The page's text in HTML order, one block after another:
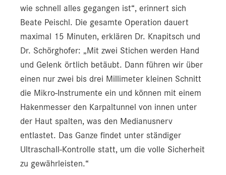
wie schnell alles gegangen ist“, erinnert sich
Beate Peischl. Die gesamte Operation dauert
maximal 15 Minuten, erklären Dr. Knapitsch und
Dr. Schörghofer: „Mit zwei Stichen werden Hand
und Gelenk örtlich betäubt. Dann führen wir über
einen nur zwei bis drei Millimeter kleinen Schnitt
die Mikro-Instrumente ein und können mit einem
Hakenmesser den Karpaltunnel von innen unter
der Haut spalten, was den Medianusnerv
entlastet. Das Ganze findet unter ständiger
Ultraschall-Kontrolle statt, um die volle Sicherheit
zu gewährleisten.“